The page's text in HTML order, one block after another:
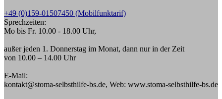
+49 (0)159-01507450 (Mobilfunktarif)
Sprechzeiten:
Mo bis Fr. 10.00 - 18.00 Uhr,
außer jeden 1. Donnerstag im Monat, dann nur in der Zeit
von 10.00 – 14.00 Uhr
E-Mail:
kontakt@stoma-selbsthilfe-bs.de, Web: www.stoma-selbsthilfe-bs.de